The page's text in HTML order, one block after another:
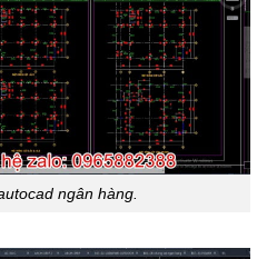
ngân hàng.